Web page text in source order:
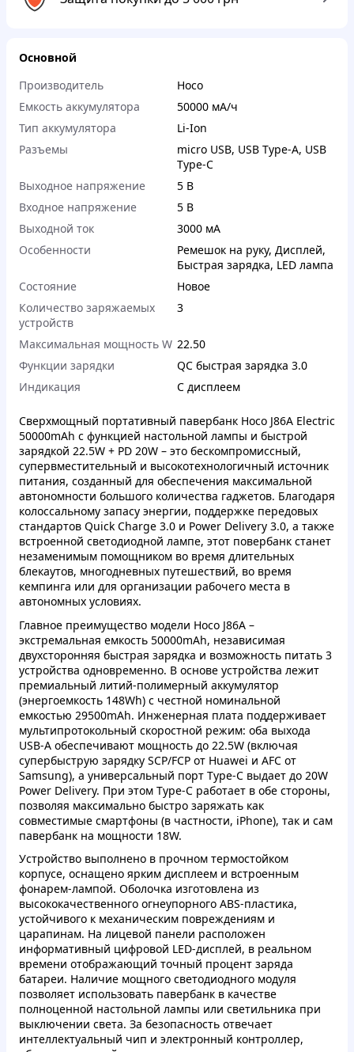
Основной
Производитель
Hoco
Емкость аккумулятора
50000 мА/ч
Тип аккумулятора
Li-Ion
Разъемы
micro USB, USB Type-A, USB
Type-C
Выходное напряжение
5 В
Входное напряжение
5 В
Выходной ток
3000 мА
Особенности
Ремешок на руку, Дисплей,
Быстрая зарядка, LED лампа
Состояние
Новое
Количество заряжаемых
устройств
3
Максимальная мощность W 22.50
Функции зарядки
QC быстрая зарядка 3.0
Индикация
С дисплеем
Сверхмощный портативный павербанк Hoco J86A Electric
50000mAh с функцией настольной лампы и быстрой
зарядкой 22.5W + PD 20W – это бескомпромиссный,
супервместительный и высокотехнологичный источник
питания, созданный для обеспечения максимальной
автономности большого количества гаджетов. Благодаря
колоссальному запасу энергии, поддержке передовых
стандартов Quick Charge 3.0 и Power Delivery 3.0, а также
встроенной светодиодной лампе, этот повербанк станет
незаменимым помощником во время длительных
блекаутов, многодневных путешествий, во время
кемпинга или для организации рабочего места в
автономных условиях.
Главное преимущество модели Hoco J86A –
экстремальная емкость 50000mAh, независимая
двухсторонняя быстрая зарядка и возможность питать 3
устройства одновременно. В основе устройства лежит
премиальный литий-полимерный аккумулятор
(энергоемкость 148Wh) с честной номинальной
емкостью 29500mAh. Инженерная плата поддерживает
мультипротокольный скоростной режим: оба выхода
USB-A обеспечивают мощность до 22.5W (включая
супербыструю зарядку SCP/FCP от Huawei и AFC от
Samsung), а универсальный порт Type-C выдает до 20W
Power Delivery. При этом Type-C работает в обе стороны,
позволяя максимально быстро заряжать как
совместимые смартфоны (в частности, iPhone), так и сам
павербанк на мощности 18W.
Устройство выполнено в прочном термостойком
корпусе, оснащено ярким дисплеем и встроенным
фонарем-лампой. Оболочка изготовлена ​​из
высококачественного огнеупорного ABS-пластика,
устойчивого к механическим повреждениям и
царапинам. На лицевой панели расположен
информативный цифровой LED-дисплей, в реальном
времени отображающий точный процент заряда
батареи. Наличие мощного светодиодного модуля
позволяет использовать павербанк в качестве
полноценной настольной лампы или светильника при
выключении света. За безопасность отвечает
интеллектуальный чип и электронный контроллер,